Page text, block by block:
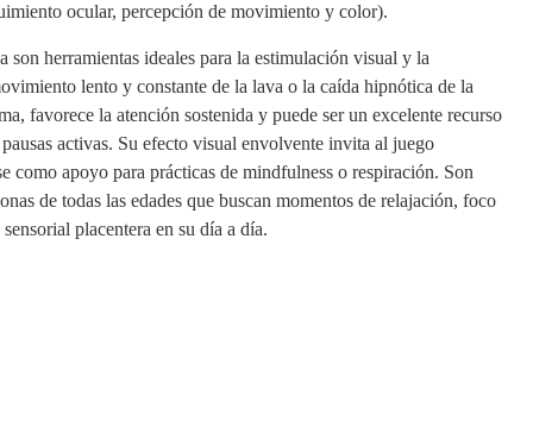
ocular, percepción de movimiento y color).
son herramientas ideales para la estimulación visual y la
lento y constante de la lava o la caída hipnótica de la
favorece la atención sostenida y puede ser un excelente recurso
activas. Su efecto visual envolvente invita al juego
como apoyo para prácticas de mindfulness o respiración. Son
de todas las edades que buscan momentos de relajación, foco
placentera en su día a día.